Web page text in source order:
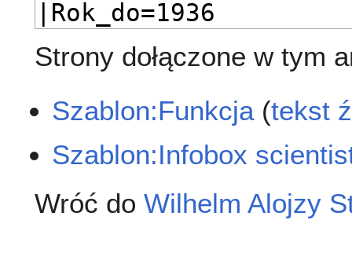
Strony dołączone w tym
Szablon:Funkcja (tekst
Szablon:Infobox
Wróć do Wilhelm Alojzy